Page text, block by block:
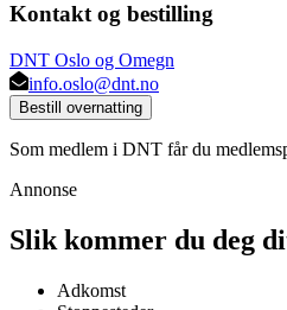
Kontakt og bestilling
DNT Oslo og Omegn
info.oslo@dnt.no
Bestill overnatting
Som medlem i DNT får du
Annonse
Slik kommer du deg
Adkomst